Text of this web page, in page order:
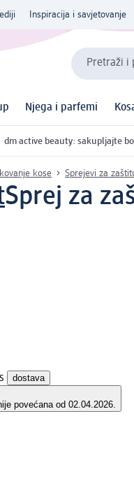
Inspiracija i savjetovanje
Pretraži i
Njega i parfemi
dm active beauty: sakupljajte
kose Sprejevi za
Sprej za
dostava
povećana od 02.04.2026.